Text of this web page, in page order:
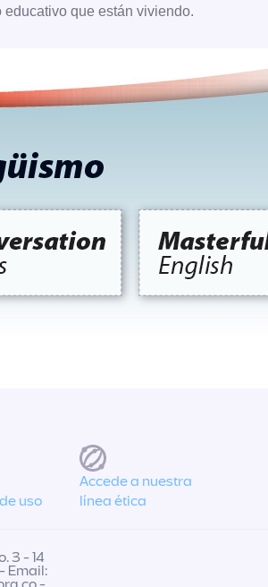
que están viviendo.
uso
Accede a nuestra
línea ética
3 - 14
Email: